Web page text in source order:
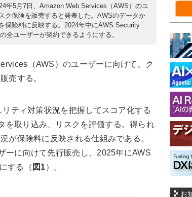
年5月7日、Amazon Web Services（AWS）のユ
ク保険を販売すると発表した。AWSのデータか
保険料に反映する。2024年中にAWS Security
全ユーザーが契約できるようにする。
（AWS）のユーザーに向けて、ク
売する。
ティ対策状況を把握してスコア化する
を取り込み、リスクを評価する。得られ
が保険料に反映される仕組みである。
ーに向けて先行販売し、2025年にAWS
する（ 図1）。
お